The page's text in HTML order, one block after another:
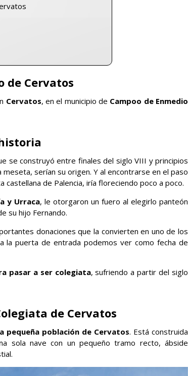
de Cervatos
Cervatos, en el municipio de Campoo de Enmedio
se construyó entre finales del siglo VIII y principios
meseta, serían su origen. Y al encontrarse en el paso
de Palencia, iría floreciendo poco a poco.
y Urraca, le otorgaron un fuero al elegirlo panteón
su hijo Fernando.
donaciones que la convierten en uno de los
la puerta de entrada podemos ver como fecha de
pasar a ser colegiata, sufriendo a partir del siglo
de Cervatos
pequeña población de Cervatos. Está construida
sola nave con un pequeño tramo recto, ábside